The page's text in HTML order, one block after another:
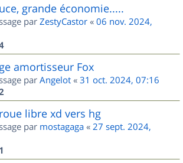
grande économie.....
par ZestyCastor « 06 nov. 2024,
amortisseur Fox
par Angelot « 31 oct. 2024, 07:16
libre xd vers hg
par mostagaga « 27 sept. 2024,
1